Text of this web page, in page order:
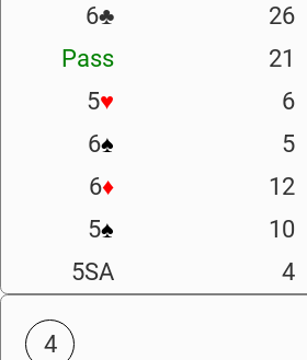
6♣ 26
Pass
21
5♥ 6
6♠ 5
6♦ 12
5♠ 10
5SA
4
4